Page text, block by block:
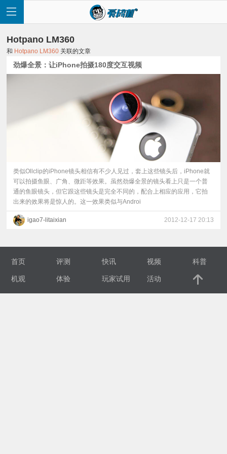
讯
评
测
科
Hotpano LM360
和 Hotpano LM360 关联的文章
劲爆全景：让iPhone拍摄180度交互视频
类似Ollclip的iPhone镜头相信有不少人见过，套上这些镜头后，iPhone就
可以拍摄鱼眼、广角、微距等效果。虽然劲爆全景的镜头看上只是一个普
通的鱼眼镜头，但它跟这些镜头是完全不同的，配合上相应的应用，它拍
出来的效果将是惊人的。这一效果类似与Androi
igao7-litaixian 2012-12-17 20:13
首页 评测 快讯 视频 科普
机观 体验 玩家试用 活动